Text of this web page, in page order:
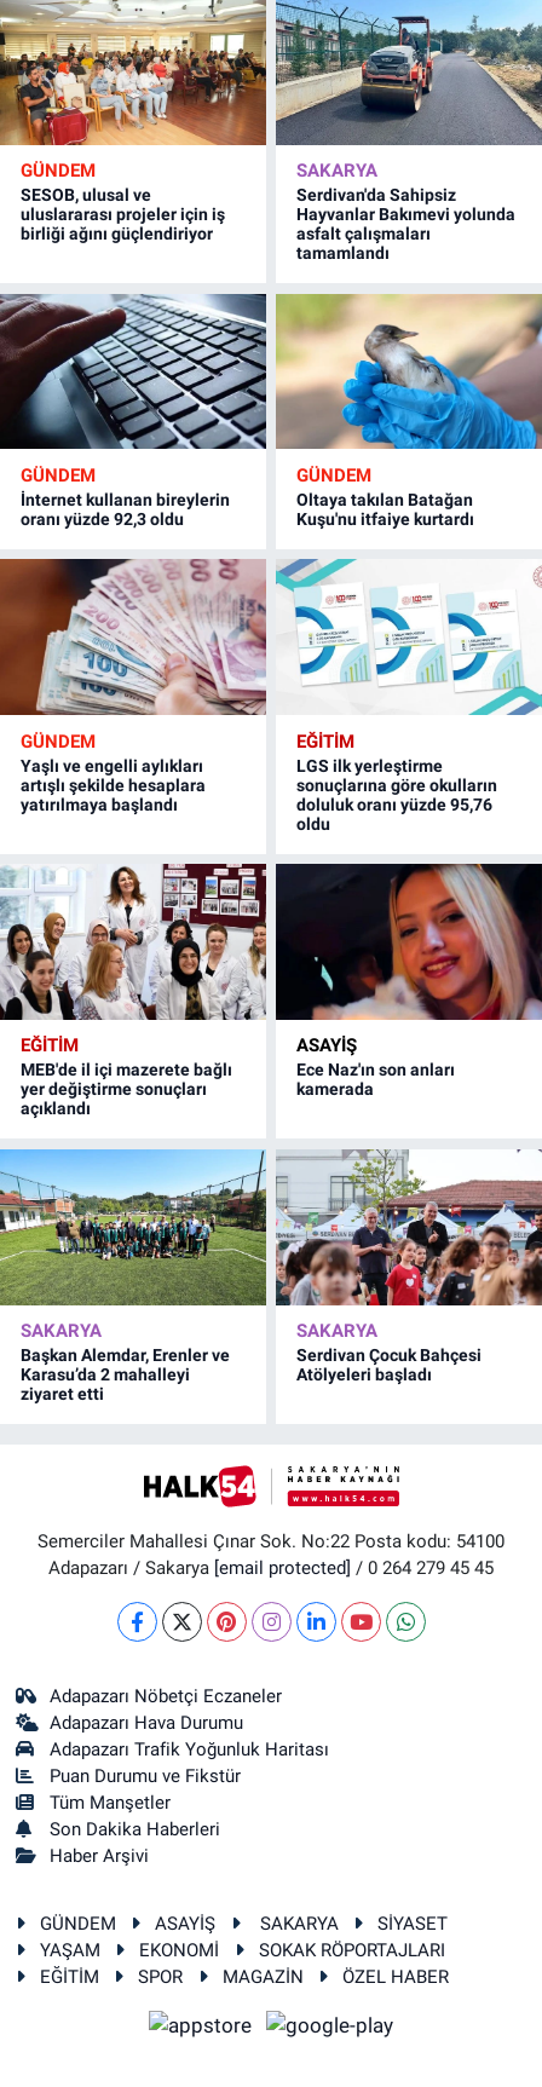
GÜNDEM
SESOB, ulusal ve
uluslararası projeler için iş
birliği ağını güçlendiriyor
SAKARYA
Serdivan'da Sahipsiz
Hayvanlar Bakımevi yolunda
asfalt çalışmaları
tamamlandı
GÜNDEM
İnternet kullanan bireylerin
oranı yüzde 92,3 oldu
GÜNDEM
Oltaya takılan Batağan
Kuşu'nu itfaiye kurtardı
GÜNDEM
Yaşlı ve engelli aylıkları
artışlı şekilde hesaplara
yatırılmaya başlandı
EĞİTİM
LGS ilk yerleştirme
sonuçlarına göre okulların
doluluk oranı yüzde 95,76
oldu
EĞİTİM
MEB'de il içi mazerete bağlı
yer değiştirme sonuçları
açıklandı
ASAYİŞ
Ece Naz'ın son anları
kamerada
SAKARYA
Başkan Alemdar, Erenler ve
Karasu’da 2 mahalleyi
ziyaret etti
SAKARYA
Serdivan Çocuk Bahçesi
Atölyeleri başladı
Semerciler Mahallesi Çınar Sok. No:22 Posta kodu: 54100
Adapazarı / Sakarya [email protected] / 0 264 279 45 45
Adapazarı Nöbetçi Eczaneler
Adapazarı Hava Durumu
Adapazarı Trafik Yoğunluk Haritası
Puan Durumu ve Fikstür
Tüm Manşetler
Son Dakika Haberleri
Haber Arşivi
GÜNDEM ASAYİŞ SAKARYA
SİYASET
YAŞAM
EKONOMİ
SOKAK RÖPORTAJLARI
EĞİTİM
SPOR MAGAZİN ÖZEL HABER